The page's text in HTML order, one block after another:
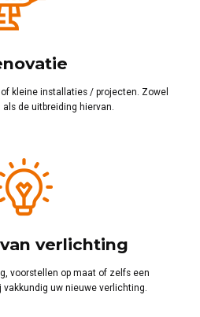
kleine installaties / projecten. Zowel
als de uitbreiding hiervan.
verlichting
voorstellen op maat of zelfs een
vakkundig uw nieuwe verlichting.